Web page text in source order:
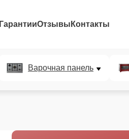
ГарантииОтзывы Контакты
Варочная панель